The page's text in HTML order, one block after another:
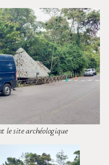
le site archéologique